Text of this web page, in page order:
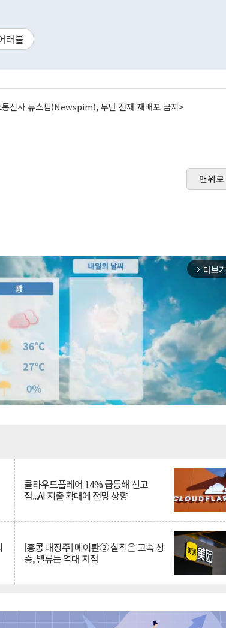
러블
신사 뉴스핌(Newspim), 무단 전재-재배포 금지>
맨위로
arrow_forward_ios 더보기
클라우드플레어 14% 급등해 신고
점...AI 지출 확대에 전망 상향
[홍콩 대장주] 메이퇀② 실적은 고속 상
승, 밸류는 역대 저점